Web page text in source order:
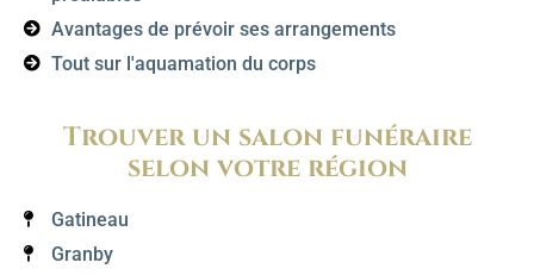
Avantages de prévoir ses arrangements
Tout sur l'aquamation du corps
Trouver un salon funéraire
selon votre région
Gatineau
Granby